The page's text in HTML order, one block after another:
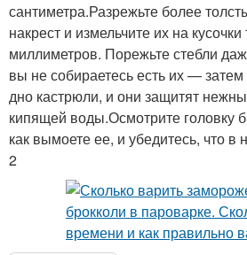
сантиметра.Разрежьте более
накрест и измельчите их на
миллиметров. Порежьте стебли
вы не собираетесь есть их —
дно кастрюли, и они защитят
кипящей воды.Осмотрите головку
как вымоете ее, и убедитесь, что в
2